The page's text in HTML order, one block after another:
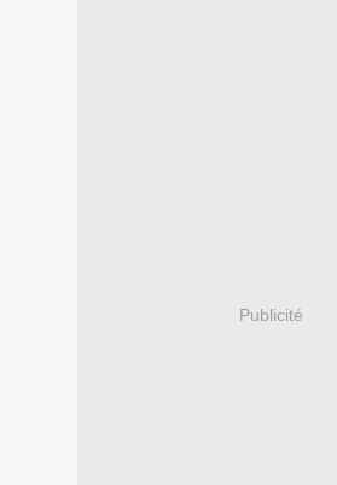
Publicité